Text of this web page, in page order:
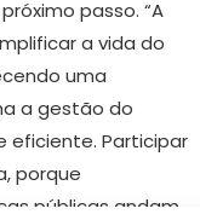
passo. “A
a vida do
uma
a gestão do
eficiente. Participar
porque
públicas andam